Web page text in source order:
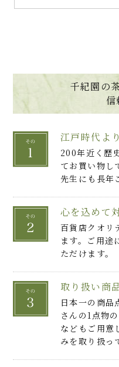
千紀園の
信
江戸時代よ
200年近く歴
てお買い物し
先生にも長年
心を込めて
百貨店クオリ
ます。ご用途
ただけます。
取り扱い商
日本一の商品
さんの1点物
などもご用意
みを取り扱っ